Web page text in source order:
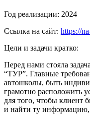
Год реализации: 2024
Ссылка на сайт: https://
Цели и задачи кратко:
Перед нами стояла
“ТУР”. Главные
автошколы, быть
грамотно расположить
для того, чтобы клиент
и найти ту информацию,